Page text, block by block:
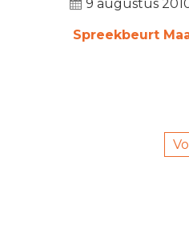
9 augustus
Spreekbeurt